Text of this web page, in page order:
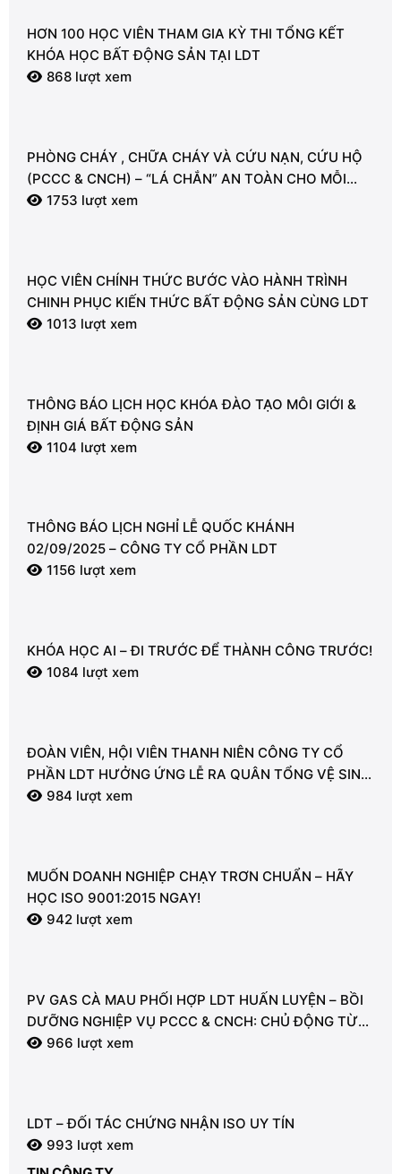
HƠN 100 HỌC VIÊN THAM GIA KỲ THI TỔNG KẾT
KHÓA HỌC BẤT ĐỘNG SẢN TẠI LDT
868 lượt xem
PHÒNG CHÁY , CHỮA CHÁY VÀ CỨU NẠN, CỨU HỘ
(PCCC & CNCH) – “LÁ CHẮN” AN TOÀN CHO MỖI
NGƯỜI
1753 lượt xem
HỌC VIÊN CHÍNH THỨC BƯỚC VÀO HÀNH TRÌNH
CHINH PHỤC KIẾN THỨC BẤT ĐỘNG SẢN CÙNG LDT
1013 lượt xem
THÔNG BÁO LỊCH HỌC KHÓA ĐÀO TẠO MÔI GIỚI &
ĐỊNH GIÁ BẤT ĐỘNG SẢN
1104 lượt xem
THÔNG BÁO LỊCH NGHỈ LỄ QUỐC KHÁNH
02/09/2025 – CÔNG TY CỔ PHẦN LDT
1156 lượt xem
KHÓA HỌC AI – ĐI TRƯỚC ĐỂ THÀNH CÔNG TRƯỚC!
1084 lượt xem
ĐOÀN VIÊN, HỘI VIÊN THANH NIÊN CÔNG TY CỔ
PHẦN LDT HƯỞNG ỨNG LỄ RA QUÂN TỔNG VỆ SINH
MÔI TRƯỜNG
984 lượt xem
MUỐN DOANH NGHIỆP CHẠY TRƠN CHUẨN – HÃY
HỌC ISO 9001:2015 NGAY!
942 lượt xem
PV GAS CÀ MAU PHỐI HỢP LDT HUẤN LUYỆN – BỒI
DƯỠNG NGHIỆP VỤ PCCC & CNCH: CHỦ ĐỘNG TỪ
TỪNG GIÂY VÌ AN TOÀN
966 lượt xem
LDT – ĐỐI TÁC CHỨNG NHẬN ISO UY TÍN
993 lượt xem